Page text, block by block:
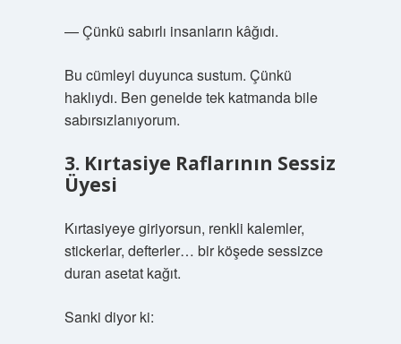
— Çünkü sabırlı insanların kâğıdı.
Bu cümleyi duyunca sustum. Çünkü
haklıydı. Ben genelde tek katmanda bile
sabırsızlanıyorum.
3. Kırtasiye Raflarının Sessiz
Üyesi
Kırtasiyeye giriyorsun, renkli kalemler,
stickerlar, defterler… bir köşede sessizce
duran asetat kağıt.
Sanki diyor ki: